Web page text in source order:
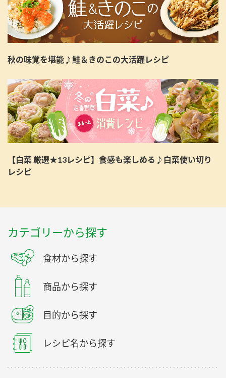
秋の味覚を堪能♪鮭＆きのこの大活躍レシピ
【白菜 厳選★13レシピ】食感も楽しめる♪白菜使い切り
レシピ
カテゴリーから探す
食材から探す
商品から探す
目的から探す
レシピ名から探す